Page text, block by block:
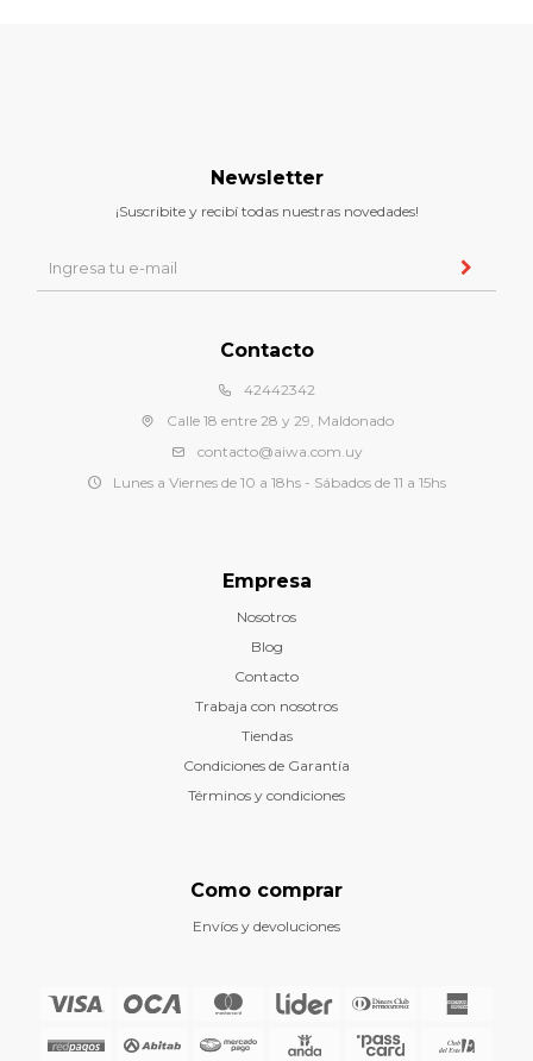
Contacto
42442342
Calle 18 entre 28 y 29, Maldonado
contacto@aiwa.com.uy
Lunes a Viernes de 10 a 18hs - Sábados de 11 a 15hs
Empresa
Nosotros
Blog
Contacto
Trabaja con nosotros
Tiendas
Condiciones de Garantía
Términos y condiciones
Como comprar
Envíos y devoluciones
Newsletter
¡Suscribite y recibí todas nuestras novedades!